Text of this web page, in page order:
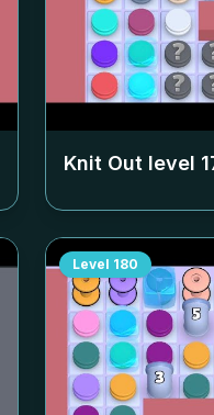
Knit Out level
Level 180